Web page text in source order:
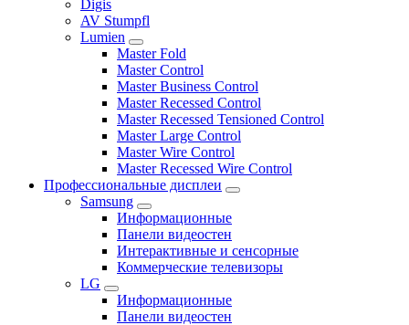
Digis
AV Stumpfl
Lumien
Master Fold
Master Control
Master Business Control
Master Recessed Control
Master Recessed Tensioned Control
Master Large Control
Master Wire Control
Master Recessed Wire Control
Профессиональные дисплеи
Samsung
Информационные
Панели видеостен
Интерактивные и сенсорные
Коммерческие телевизоры
LG
Информационные
Панели видеостен